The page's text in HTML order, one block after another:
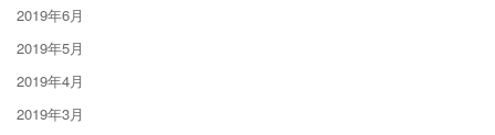
2019年6月
2019年5月
2019年4月
2019年3月